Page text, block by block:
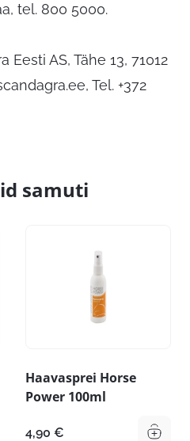
tel. 800 5000.
Eesti AS, Tähe 13, 71012
, Tel. +372
samuti
Haavasprei Horse
Power 100ml
4,90 €